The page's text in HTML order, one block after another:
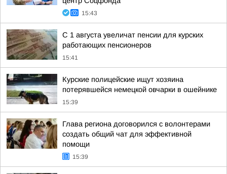
15:43
С 1 августа увеличат пенсии для курских
работающих пенсионеров
15:41
Курские полицейские ищут хозяина
потерявшейся немецкой овчарки в ошейнике
15:39
Глава региона договорился с волонтерами
создать общий чат для эффективной
помощи
15:39